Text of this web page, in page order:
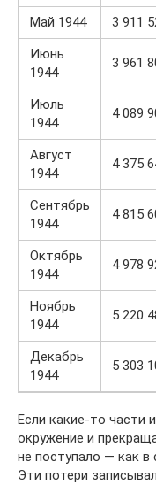
Май 1944 3 911
Июнь
1944
3 961
Июль
1944
4 089
Август
1944
4 375
Сентябрь
1944
4 815
Октябрь
1944
4 978
Ноябрь
1944
5 220
Декабрь
1944
5 303
Если какие-то части
окружение и
не поступало — как в
Эти потери